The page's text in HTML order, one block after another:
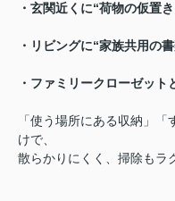
・玄関近くに“荷物の仮置
・リビングに“家族共用の
・ファミリークローゼッ
「使う場所にある収納」
けで、
散らかりにくく、掃除もラ